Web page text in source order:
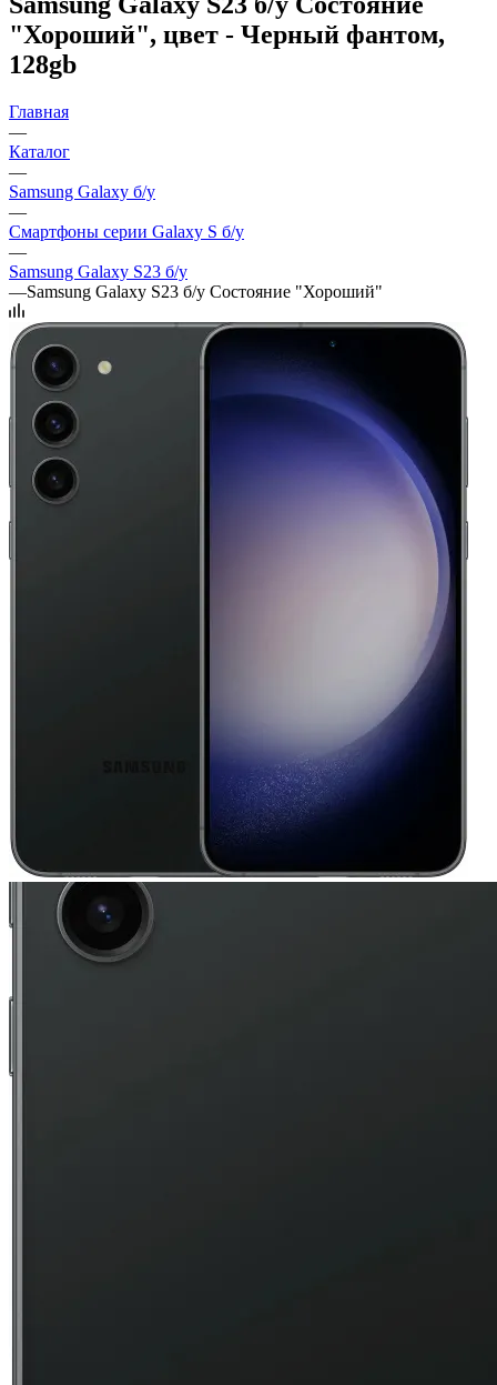
"Хороший", цвет - Черный фантом,
128gb
Главная
—
Каталог
—
Samsung Galaxy б/у
—
Смартфоны серии Galaxy S б/у
—
Samsung Galaxy S23 б/у
—Samsung Galaxy S23 б/у Состояние "Хороший"